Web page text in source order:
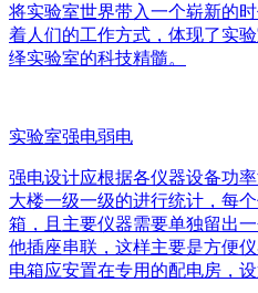
将实验室世界带入一个崭新的
着人们的工作方式，体现了实
绎实验室的科技精髓。
实验室强电弱电
强电设计应根据各仪器设备功
大楼一级一级的进行统计，每
箱，且主要仪器需要单独留出
他插座串联，这样主要是方便
电箱应安置在专用的配电房，